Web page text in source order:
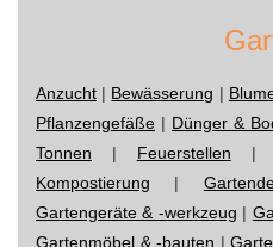
Anzucht | Bewässerung |
Pflanzengefäße | Dünger &
Tonnen | Feuerstellen |
Kompostierung |
Gartengeräte & -werkzeug |
Gartenmöbel & -bauten |